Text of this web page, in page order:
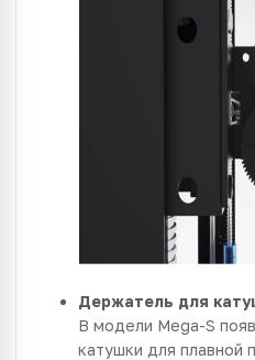
Держатель для
В модели Mega-S
катушки для плавной